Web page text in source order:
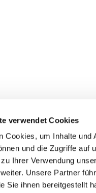
verwendet Cookies
Cookies, um Inhalte
und die Zugriffe auf
Ihrer Verwendung
Unsere Partner
Sie ihnen bereitgestellt